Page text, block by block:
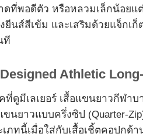
ดที่พอดีตัว หรือหลวมเล็กน้อยแ
ยีนส์สีเข้ม และเสริมด้วยแจ็กเ
ที
Athletic
ดูมีเลเยอร์ เสื้อแขนยาวกีฬา
นยาวแบบครึ่งซิป (Quarter-
เภทนี้เมื่อใส่กับเสื้อเชิ้ตคอปก